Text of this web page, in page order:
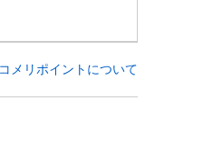
コメリポイントについて